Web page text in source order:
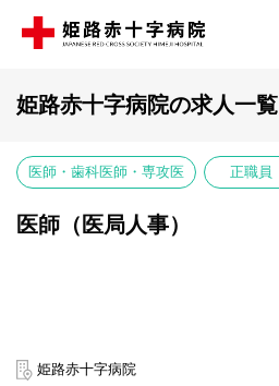
姫路赤十字病院の求人一覧
医師・歯科医師・専攻医 正職員
医師（医局人事）
姫路赤十字病院